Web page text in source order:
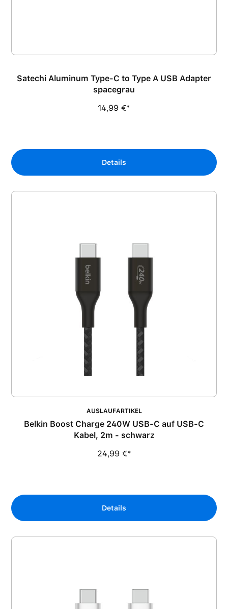
Satechi Aluminum Type-C to Type A USB Adapter
spacegrau
14,99 €*
Details
AUSLAUFARTIKEL
Belkin Boost Charge 240W USB-C auf USB-C
Kabel, 2m - schwarz
24,99 €*
Details